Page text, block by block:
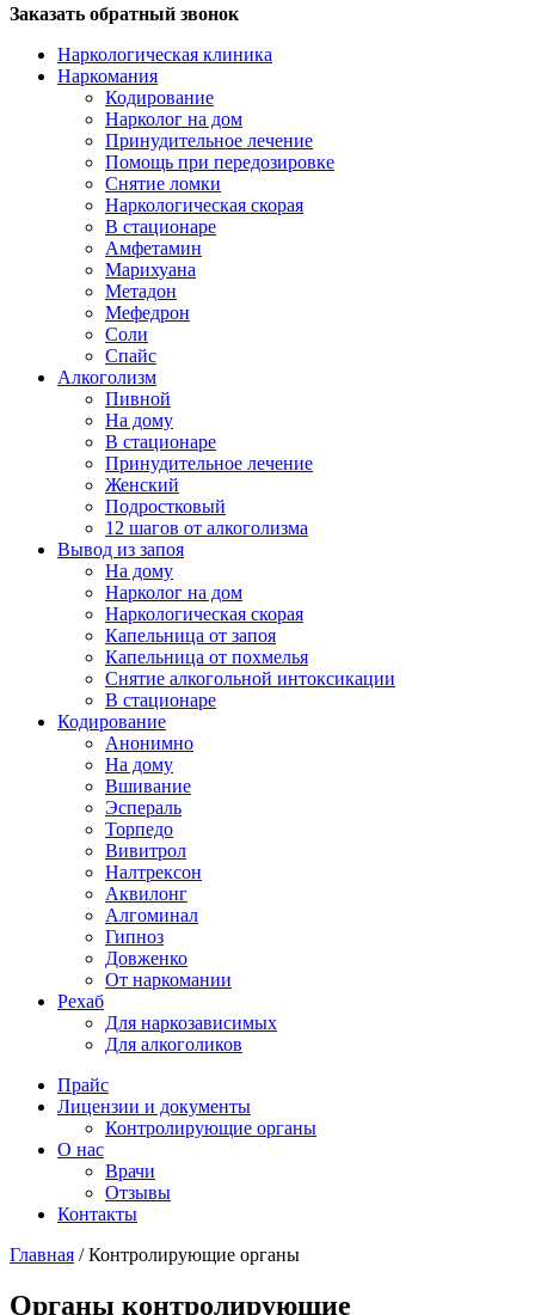
Заказать обратный звонок
Наркологическая клиника
Наркомания
Кодирование
Нарколог на дом
Принудительное лечение
Помощь при передозировке
Снятие ломки
Наркологическая скорая
В стационаре
Амфетамин
Марихуана
Метадон
Мефедрон
Соли
Спайс
Алкоголизм
Пивной
На дому
В стационаре
Принудительное лечение
Женский
Подростковый
12 шагов от алкоголизма
Вывод из запоя
На дому
Нарколог на дом
Наркологическая скорая
Капельница от запоя
Капельница от похмелья
Снятие алкогольной интоксикации
В стационаре
Кодирование
Анонимно
На дому
Вшивание
Эспераль
Торпедо
Вивитрол
Налтрексон
Аквилонг
Алгоминал
Гипноз
Довженко
От наркомании
Рехаб
Для наркозависимых
Для алкоголиков
Прайс
Лицензии и документы
Контролирующие органы
О нас
Врачи
Отзывы
Контакты
Главная /Контролирующие органы
Органы контролирующие